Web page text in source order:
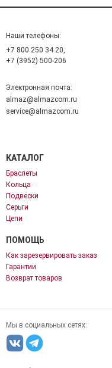
Наши телефоны:
+7 800 250 34 20,
+7 (3952) 500-206
Электронная почта:
almaz@almazcom.ru
service@almazcom.ru
КАТАЛОГ
Браслеты
Кольца
Подвески
Серьги
Цепи
ПОМОЩЬ
Как зарезервировать заказ
Гарантии
Возврат товаров
Мы в социальных сетях: